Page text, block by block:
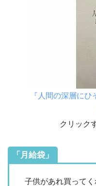
『人間の深層に
クリック
「月給袋」
子供があれ買ってく